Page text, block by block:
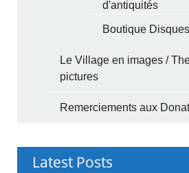
d'antiquités
Boutique
Le Village en images /
pictures
Remerciements aux
Latest Posts